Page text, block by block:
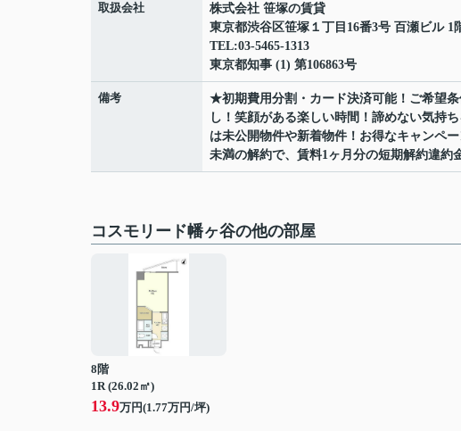
取扱会社
株式会社 笹塚の賃貸
東京都渋谷区笹塚１丁目16番3号 百瀬ビル 1
TEL:03-5465-1313
東京都知事 (1) 第106863号
備考
★初期費用分割・カード決済可能！ご希望
し！笑顔がある楽しい時間！諦めない気持
は未公開物件や新着物件！お得なキャンペ
未満の解約で、賃料1ヶ月分の短期解約違約
コスモリード幡ヶ谷の他の部屋
8階
1R (26.02㎡)
13.9万円(1.77万円/坪)